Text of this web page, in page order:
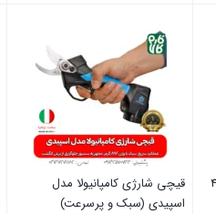
قیچی باغبانی هرس شارژی قطر 4
قیچی شارژی کامپانیولا مدل
اسپیدی (سبک و پرسرعت)